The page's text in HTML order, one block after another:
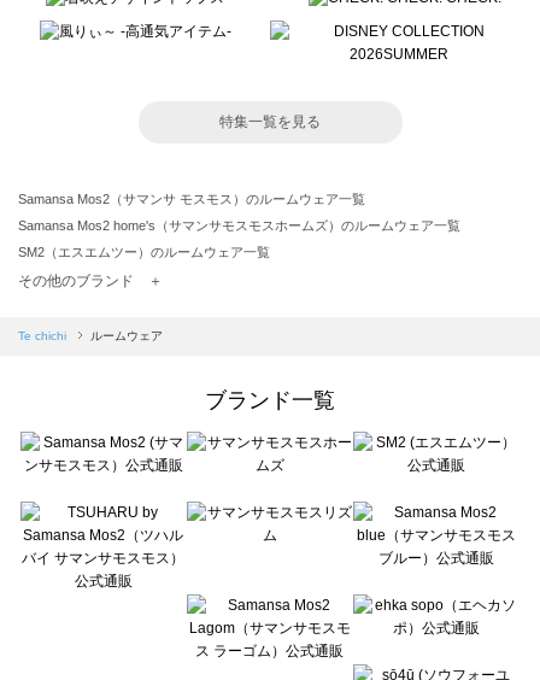
特集一覧を見る
Samansa Mos2（サマンサ モスモス）のルームウェア一覧
Samansa Mos2 home's（サマンサモスモスホームズ）のルームウェア一覧
SM2（エスエムツー）のルームウェア一覧
TSUHARU by Samansa Mos2（ツハルバイサマンサモスモス）のルームウェア一覧
Samansa Mos2 blue（サマンサモスモス ブルー）のルームウェア一覧
sō4ū（ソウフォーユー）のルームウェア一覧
Te chichi（テチチ）のルームウェア一覧
Te chichi CLASSIC（テチチ クラシック）のルームウェア一覧
Lugnoncure（ルノンキュール）のルームウェア一覧
BETTY'S BLUE（べティーズブルー）のルームウェア一覧
Wpc.（ワールドパーティー）のルームウェア一覧
その他のブランド ＋
Te chichi ルームウェア
ブランド一覧